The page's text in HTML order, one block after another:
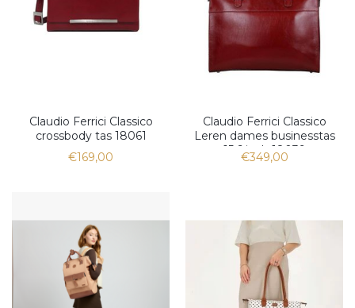
Claudio Ferrici Classico
crossbody tas 18061
€169,00
Claudio Ferrici Classico
Leren dames businesstas
15,6 inch 18039
€349,00